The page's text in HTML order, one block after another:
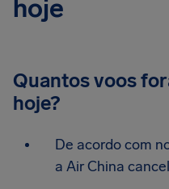
hoje
Quantos voos
hoje?
De acordo com
a Air China